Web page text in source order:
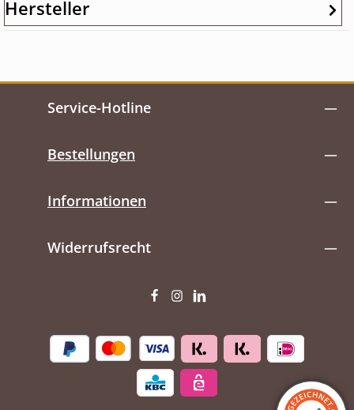
Hersteller
Service-Hotline
Bestellungen
Informationen
Widerrufsrecht